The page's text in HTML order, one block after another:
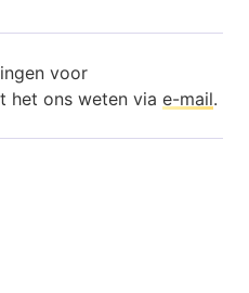
voor
het ons weten via e-mail.